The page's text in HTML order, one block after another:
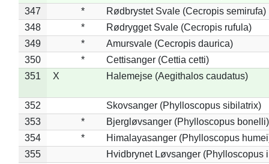
347
*
Rødbrystet Svale (Cecropis semirufa)
348
*
Rødrygget Svale (Cecropis rufula)
349
*
Amursvale (Cecropis daurica)
350
*
Cettisanger (Cettia cetti)
351
X Halemejse (Aegithalos caudatus)
352
Skovsanger (Phylloscopus sibilatrix)
353
*
Bjergløvsanger (Phylloscopus bonelli)
354
*
Himalayasanger (Phylloscopus
355
Hvidbrynet Løvsanger (Phylloscopus